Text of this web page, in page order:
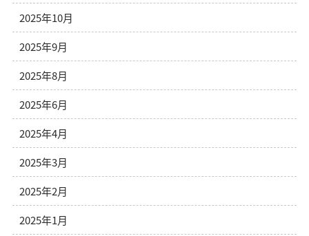
2025年10月
2025年9月
2025年8月
2025年6月
2025年4月
2025年3月
2025年2月
2025年1月